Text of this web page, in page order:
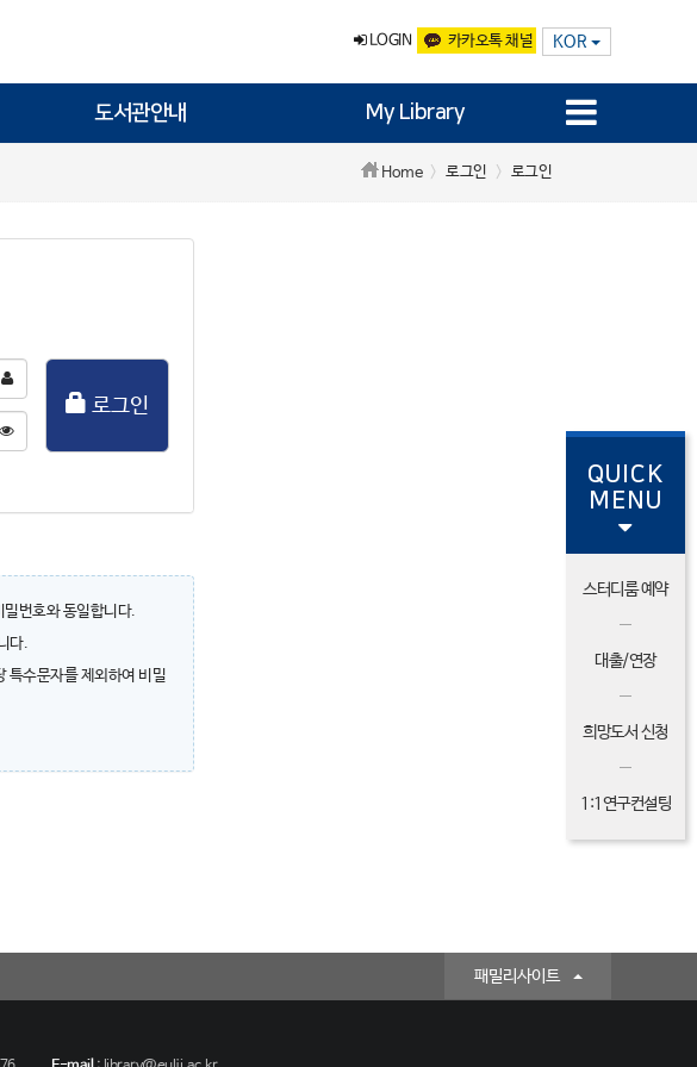
LOGIN 카카오톡 채널 KOR
도서관안내 My Library
Home 로그인 로그인
로그인
번호와 동일합니다.
다.
특수문자를 제외하여 비밀
QUICK
MENU
스터디룸 예약
대출/연장
희망도서 신청
1:1연구컨설팅
패밀리사이트